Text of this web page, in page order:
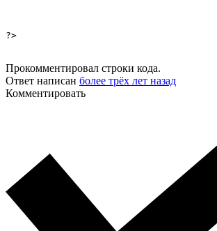
?>
Прокомментировал строки кода.
Ответ написан более трёх лет назад
Комментировать